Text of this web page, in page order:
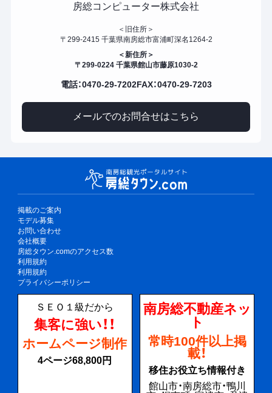
房総コンピューター株式会社
＜旧住所＞
〒299-2415 千葉県南房総市富浦町深名1264-2
＜新住所＞
〒299-0224 千葉県館山市藤原1030-2
電話：0470-29-7202FAX：0470-29-7203
メールでのお問合せはこちら
掲載のご案内
モデル募集
お問い合わせ
会社概要
房総タウン.comのアクセス数
利用規約
利用規約
プライバシーポリシー
ＳＥＯ１級だから
集客に強い！！
ホームページ制作
4ページ68,800円
南房総不動産ネッ
ト
常時100件以上掲
載！
移住お役立ち情報付き
館山市・南房総市・鴨川